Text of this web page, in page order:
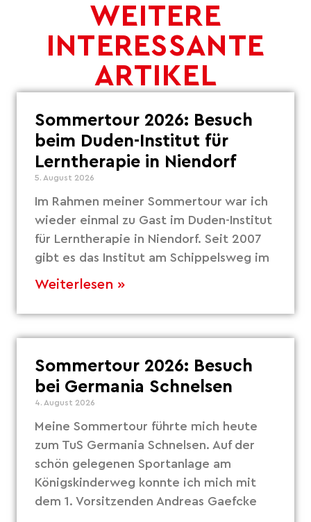
WEITERE
INTERESSANTE
ARTIKEL
Sommertour 2026: Besuch
beim Duden-Institut für
Lerntherapie in Niendorf
5. August 2026
Im Rahmen meiner Sommertour war ich
wieder einmal zu Gast im Duden-Institut
für Lerntherapie in Niendorf. Seit 2007
gibt es das Institut am Schippelsweg im
Weiterlesen »
Sommertour 2026: Besuch
bei Germania Schnelsen
4. August 2026
Meine Sommertour führte mich heute
zum TuS Germania Schnelsen. Auf der
schön gelegenen Sportanlage am
Königskinderweg konnte ich mich mit
dem 1. Vorsitzenden Andreas Gaefcke